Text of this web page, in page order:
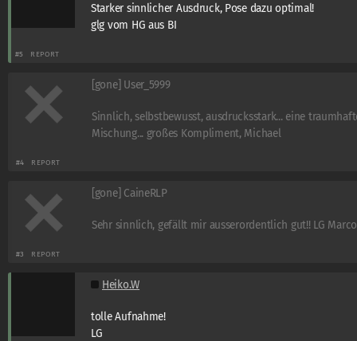
Starker sinnlicher Ausdruck, Pose dazu optimal!
glg vom HG aus BI
#5 REPORT
[gone] User_5999
Sinnlich, selbstbewusst, ausdrucksstark... eine
Mischung... großes Kompliment, Michael
#4 REPORT
[gone] CaineRLP
Sehr sinnlich, gefällt mir ausserordentlich gut!! LG Marco
#3 REPORT
Heiko.W
tolle Aufnahme!
LG